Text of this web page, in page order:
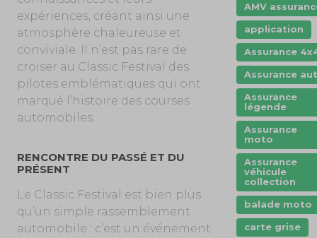
expériences, créant ainsi une
atmosphère chaleureuse et
conviviale. Il n’est pas rare de
croiser au Classic Festival des
pilotes emblématiques qui ont
marqué l’histoire des courses
automobiles.
RENCONTRE DU PASSÉ ET DU
PRÉSENT
Le Classic Festival est bien plus
qu’un simple rassemblement
automobile : c’est un événement
AMV
application
Assurance
Assurance
Assurance
légende
Assurance
moto
Assurance
véhicule
collection
balade moto
carte grise